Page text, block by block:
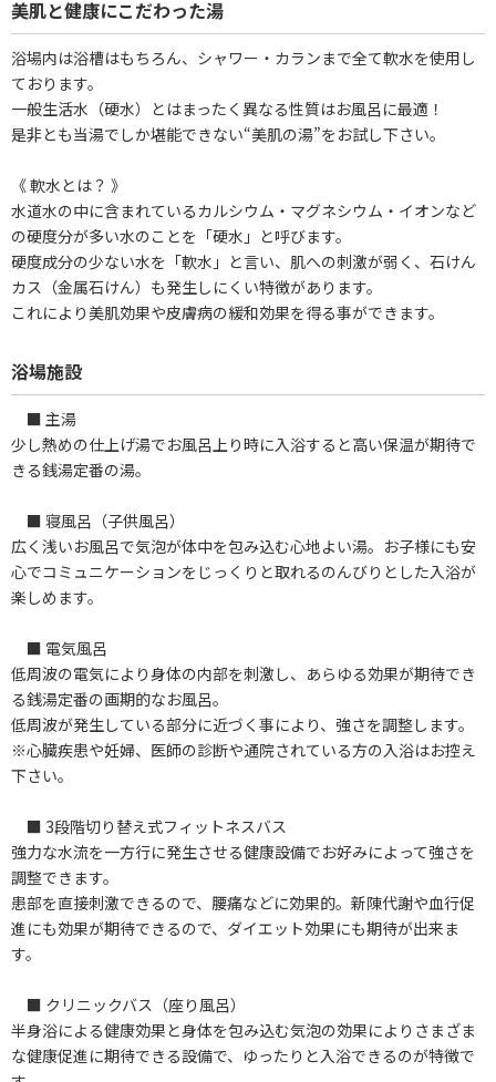
美肌と健康にこだわった湯
浴場内は浴槽はもちろん、シャワー・カランまで全て軟水を使用し
ております。
一般生活水（硬水）とはまったく異なる性質はお風呂に最適！
是非とも当湯でしか堪能できない“美肌の湯”をお試し下さい。
《 軟水とは？ 》
水道水の中に含まれているカルシウム・マグネシウム・イオンなど
の硬度分が多い水のことを「硬水」と呼びます。
硬度成分の少ない水を「軟水」と言い、肌への刺激が弱く、石けん
カス（金属石けん）も発生しにくい特徴があります。
これにより美肌効果や皮膚病の緩和効果を得る事ができます。
浴場施設
■ 主湯
少し熱めの仕上げ湯でお風呂上り時に入浴すると高い保温が期待で
きる銭湯定番の湯。
■ 寝風呂（子供風呂）
広く浅いお風呂で気泡が体中を包み込む心地よい湯。お子様にも安
心でコミュニケーションをじっくりと取れるのんびりとした入浴が
楽しめます。
■ 電気風呂
低周波の電気により身体の内部を刺激し、あらゆる効果が期待でき
る銭湯定番の画期的なお風呂。
低周波が発生している部分に近づく事により、強さを調整します。
※心臓疾患や妊婦、医師の診断や通院されている方の入浴はお控え
下さい。
■ 3段階切り替え式フィットネスバス
強力な水流を一方行に発生させる健康設備でお好みによって強さを
調整できます。
患部を直接刺激できるので、腰痛などに効果的。新陳代謝や血行促
進にも効果が期待できるので、ダイエット効果にも期待が出来ま
す。
■ クリニックバス（座り風呂）
半身浴による健康効果と身体を包み込む気泡の効果によりさまざま
な健康促進に期待できる設備で、ゆったりと入浴できるのが特徴で